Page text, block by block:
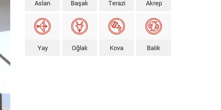
Aslan Başak Terazi Akrep
Yay Oğlak Kova Balık